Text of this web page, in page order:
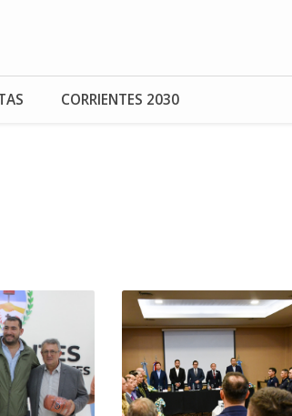
CORRIENTES 2030